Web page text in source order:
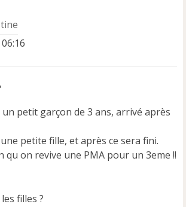
un petit garçon de 3 ans, arrivé après
petite fille, et après ce sera fini.
qu on revive une PMA pour un 3eme !!
filles ?